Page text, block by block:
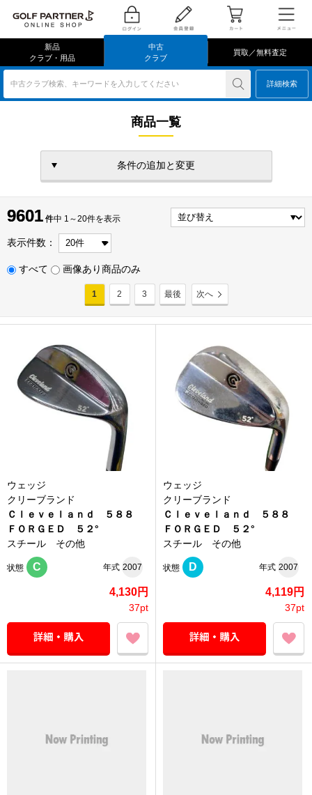
新品
クラブ・用品
中古
クラブ
買取／無料査定
中古クラブ検索、キーワードを入力してください 詳細検索
商品一覧
条件の追加と変更
9601 件
9601 件中 1～20件を表示
表示件数：
すべて 画像あり商品のみ
1 2 3 最後 次へ
ウェッジ
クリーブランド
Ｃｌｅｖｅｌａｎｄ ５８８
ＦＯＲＧＥＤ ５２°
スチール その他
状態 C 年式 2007
4,130円
37pt
ウェッジ
クリーブランド
Ｃｌｅｖｅｌａｎｄ ５８８
ＦＯＲＧＥＤ ５２°
スチール その他
状態 D 年式 2007
4,119円
37pt